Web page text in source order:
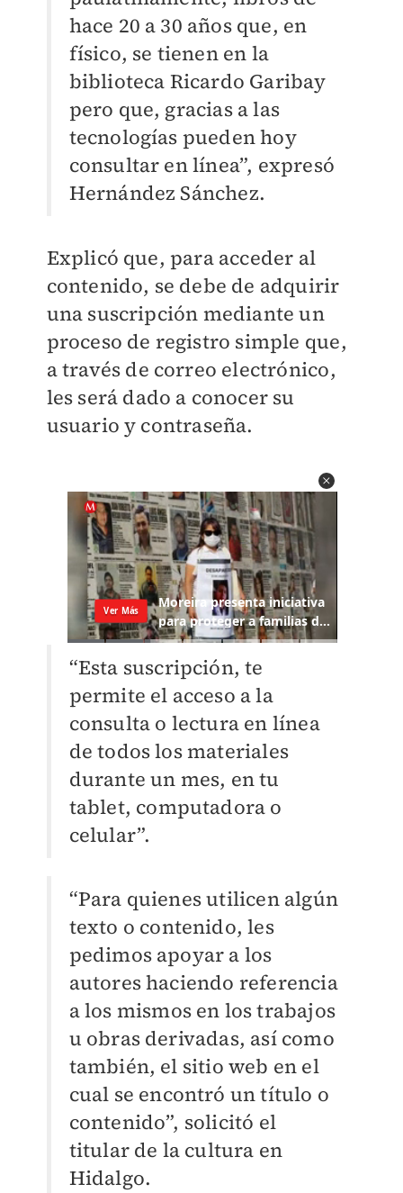
hace 20 a 30 años que, en
físico, se tienen en la
biblioteca Ricardo Garibay
pero que, gracias a las
tecnologías pueden hoy
consultar en línea”, expresó
Hernández Sánchez.
Explicó que, para acceder al
contenido, se debe de adquirir
una suscripción mediante un
proceso de registro simple que,
a través de correo electrónico,
les será dado a conocer su
usuario y contraseña.
“Esta suscripción, te
permite el acceso a la
consulta o lectura en línea
de todos los materiales
durante un mes, en tu
tablet, computadora o
celular”.
“Para quienes utilicen algún
texto o contenido, les
pedimos apoyar a los
autores haciendo referencia
a los mismos en los trabajos
u obras derivadas, así como
también, el sitio web en el
cual se encontró un título o
contenido”, solicitó el
titular de la cultura en
Hidalgo.